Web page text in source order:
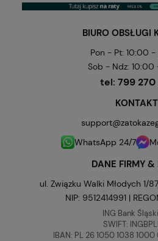
BIURO OBSŁUGI
Pon - Pt: 10:00
Sob - Ndz: 10:00
tel: 799 270
KONTAKT
WhatsApp 24/7
DANE FIRMY &
ul. Związku Walki Młodych 1/
NIP: 9512414991 |
ING Bank
SWIFT:
IBAN: PL 26 1050 1038